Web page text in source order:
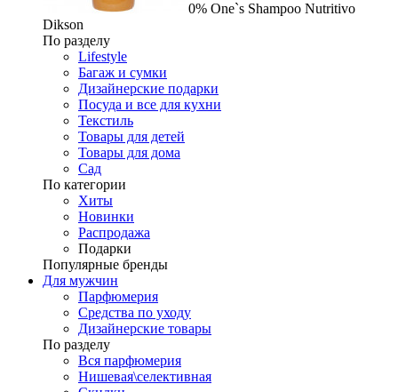
0% One`s Shampoo Nutritivo
Dikson
По разделу
Lifestyle
Багаж и сумки
Дизайнерские подарки
Посуда и все для кухни
Текстиль
Товары для детей
Товары для дома
Сад
По категории
Хиты
Новинки
Распродажа
Подарки
Популярные бренды
Для мужчин
Парфюмерия
Средства по уходу
Дизайнерские товары
По разделу
Вся парфюмерия
Нишевая\селективная